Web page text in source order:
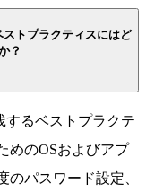
トプラクティスにはど
？
するベストプラクテ
めのOSおよびアプ
のパスワード設定、